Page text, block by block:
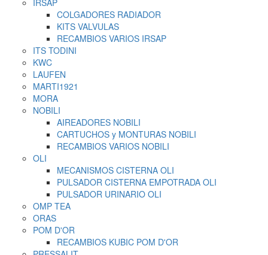
COLGADORES RADIADOR
KITS VALVULAS
RECAMBIOS VARIOS IRSAP
ITS TODINI
KWC
LAUFEN
MARTI1921
MORA
NOBILI
AIREADORES NOBILI
CARTUCHOS y MONTURAS NOBILI
RECAMBIOS VARIOS NOBILI
OLI
MECANISMOS CISTERNA OLI
PULSADOR CISTERNA EMPOTRADA OLI
PULSADOR URINARIO OLI
OMP TEA
ORAS
POM D'OR
RECAMBIOS KUBIC POM D'OR